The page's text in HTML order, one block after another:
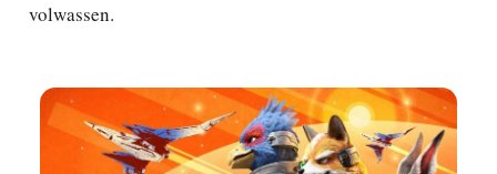
volwassen.